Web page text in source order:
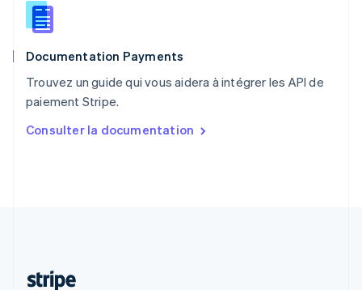
Documentation Payments
Trouvez un guide qui vous aidera à intégrer les API de
paiement Stripe.
Consulter la documentation
English
Roumanie
Royaume-Uni
Singapour
English 简体中文
English